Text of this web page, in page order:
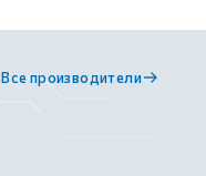
Все производители